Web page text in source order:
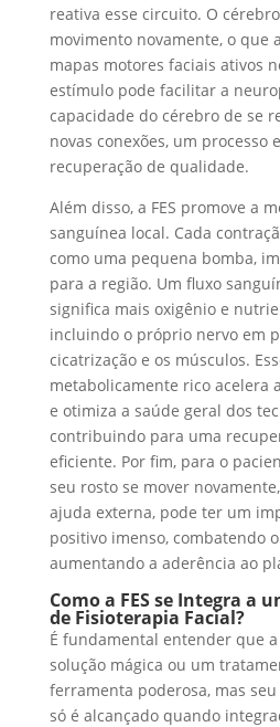
reativa esse circuito. O cérebro
movimento novamente, o que
mapas motores faciais ativos
estímulo pode facilitar a
capacidade do cérebro de se
novas conexões, um processo
recuperação de qualidade.
Além disso, a FES promove a
sanguínea local. Cada
como uma pequena bomba,
para a região. Um fluxo
significa mais oxigênio e
incluindo o próprio nervo em
cicatrização e os músculos.
metabolicamente rico acelera
e otimiza a saúde geral dos
contribuindo para uma
eficiente. Por fim, para o
seu rosto se mover
ajuda externa, pode ter um
positivo imenso, combatendo
aumentando a aderência ao
Como a FES se Integra a
de Fisioterapia Facial?
É fundamental entender que a
solução mágica ou um
ferramenta poderosa, mas
só é alcançado quando